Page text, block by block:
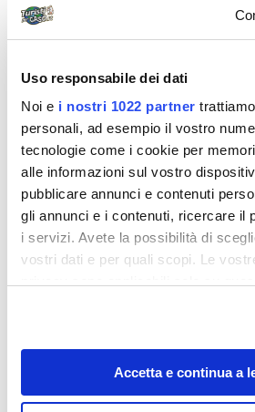
Uso responsabile dei dati
Noi e i nostri 1022 partner
personali, ad esempio il vostro
tecnologie come i cookie per
alle informazioni sul vostro
pubblicare annunci e contenuti
gli annunci e i contenuti, ricercare il
i servizi. Avete la possibilità di
vostri dati e per quali scopi. Le
modificare o revocare il proprio
momento dalla Dichiarazione sui
sull'icona di attivazione della privacy.
Accetta e continua a
Destinazioni